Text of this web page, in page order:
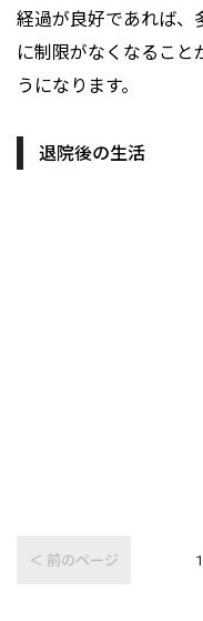
経過が良好であれば、
に制限がなくなること
うになります。
退院後の生活
＜ 前のページ